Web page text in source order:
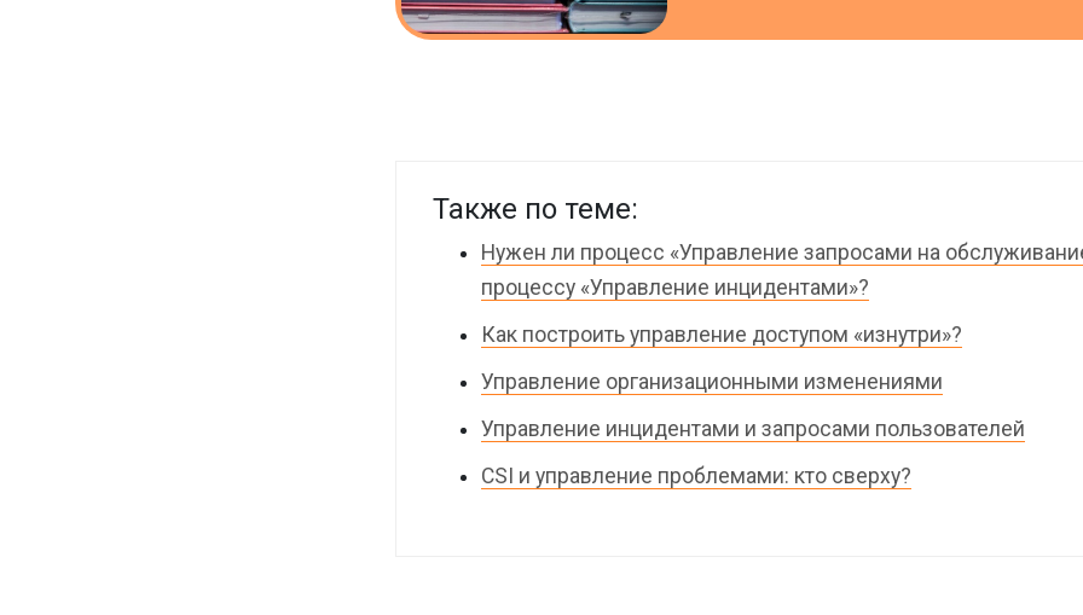
Также по теме:
Нужен ли процесс «Управление запросами на
процессу «Управление инцидентами»?
Как построить управление доступом «изнутри»?
Управление организационными изменениями
Управление инцидентами и запросами пользователей
CSI и управление проблемами: кто сверху?